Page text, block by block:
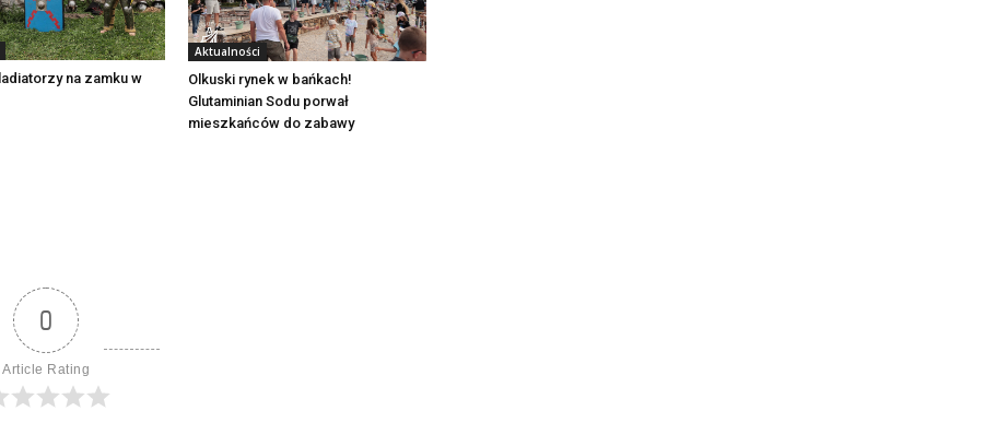
na zamku w
Aktualności
Olkuski rynek w bańkach!
Glutaminian Sodu porwał
mieszkańców do zabawy
0
Article Rating